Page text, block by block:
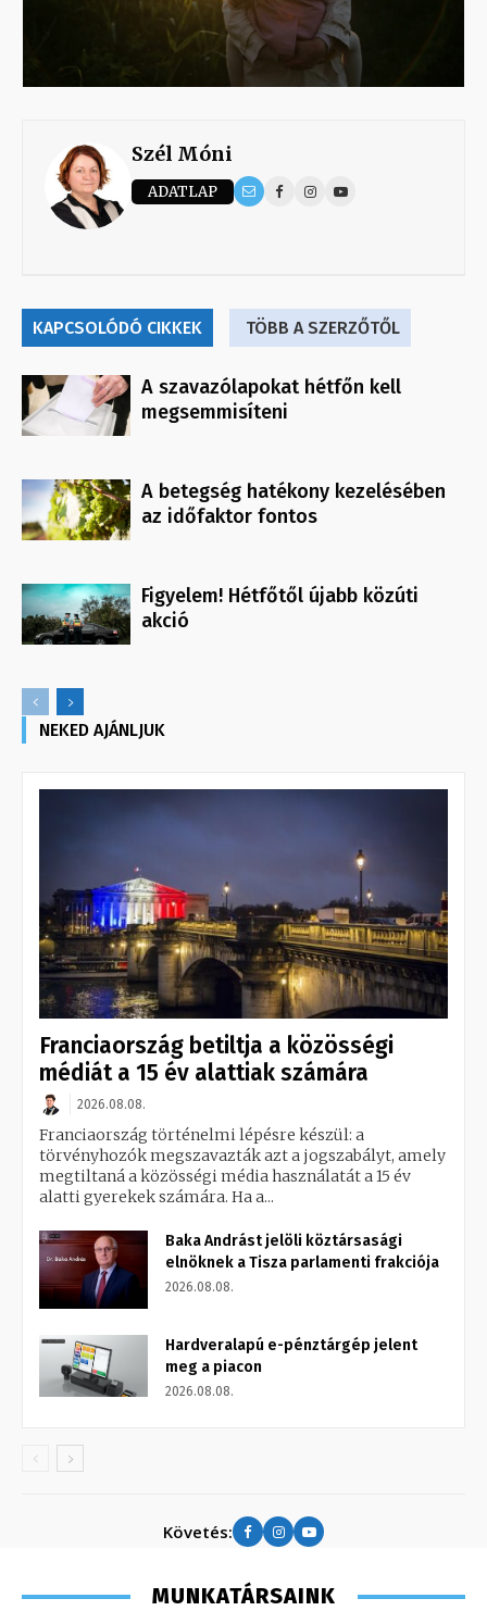
Szél Móni
ADATLAP
KAPCSOLÓDÓ CIKKEK TÖBB A SZERZŐTŐL
A szavazólapokat hétfőn kell
megsemmisíteni
A betegség hatékony kezelésében
az időfaktor fontos
Figyelem! Hétfőtől újabb közúti
akció
NEKED AJÁNLJUK
Franciaország betiltja a közösségi
médiát a 15 év alattiak számára
2026.08.08.
Franciaország történelmi lépésre készül: a
törvényhozók megszavazták azt a jogszabályt, amely
megtiltaná a közösségi média használatát a 15 év
alatti gyerekek számára. Ha a...
Baka Andrást jelöli köztársasági
elnöknek a Tisza parlamenti frakciója
2026.08.08.
Hardveralapú e-pénztárgép jelent
meg a piacon
2026.08.08.
Követés:
MUNKATÁRSAINK